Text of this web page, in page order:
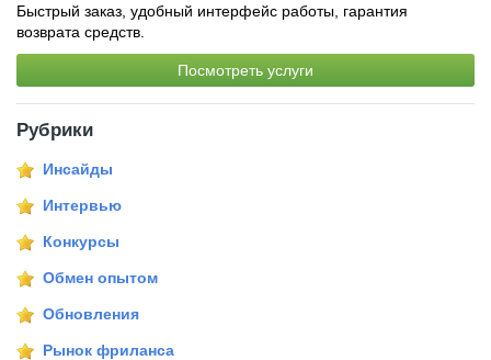
Быстрый заказ, удобный интерфейс работы, гарантия
возврата средств.
Посмотреть услуги
Рубрики
Инсайды
Интервью
Конкурсы
Обмен опытом
Обновления
Рынок фриланса